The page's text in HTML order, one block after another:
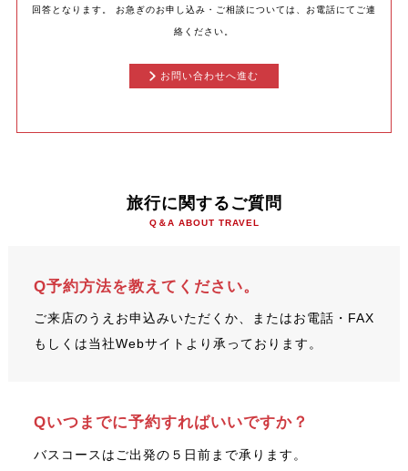
回答となります。 お急ぎのお申し込み・ご相談については、お電話にてご連
絡ください。
お問い合わせへ進む
旅行に関するご質問
Q＆A ABOUT TRAVEL
Q予約方法を教えてください。
ご来店のうえお申込みいただくか、またはお電話・FAX
もしくは当社Webサイトより承っております。
Qいつまでに予約すればいいですか？
バスコースはご出発の５日前まで承ります。